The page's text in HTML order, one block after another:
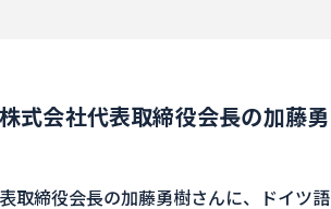
式会社代表取締役会長の加藤勇
取締役会長の加藤勇樹さんに、ドイツ語